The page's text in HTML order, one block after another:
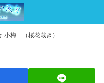
小梅 （桜花裁き）